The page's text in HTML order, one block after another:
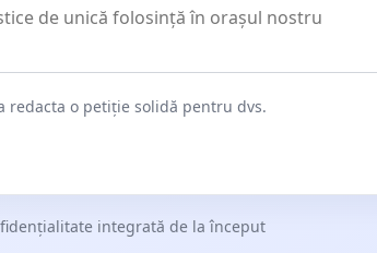
redacta o petiție solidă pentru dvs.
integrată de la început